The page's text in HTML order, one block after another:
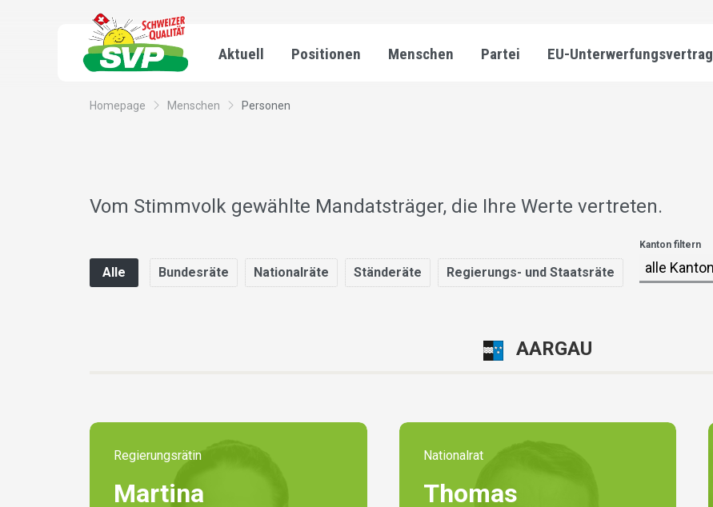
Aktuell Positionen Menschen Partei EU-Unterwerfungsvertrag
Homepage Menschen Personen
Vom Stimmvolk gewählte Mandatsträger, die Ihre Werte vertreten.
Alle Bundesräte Nationalräte Ständeräte Regierungs- und Staatsräte
Kanton filtern
AARGAU
Regierungsrätin
Martina
Nationalrat
Thomas